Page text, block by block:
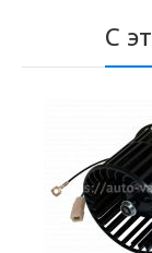
С